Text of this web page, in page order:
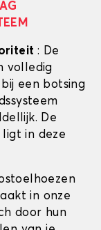
: De
volledig
een botsing
De
in deze
in onze
door hun